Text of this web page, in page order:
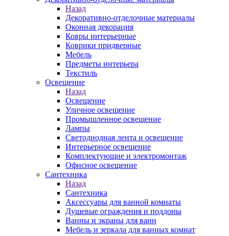
Назад
Декоративно-отделочные материалы
Оконная декорация
Ковры интерьерные
Коврики придверные
Мебель
Предметы интерьера
Текстиль
Освещение
Назад
Освещение
Уличное освещение
Промышленное освещение
Лампы
Светодиодная лента и освещение
Интерьерное освещение
Комплектующие и электромонтаж
Офисное освещение
Сантехника
Назад
Сантехника
Аксессуары для ванной комнаты
Душевые ограждения и поддоны
Ванны и экраны для ванн
Мебель и зеркала для ванных комнат